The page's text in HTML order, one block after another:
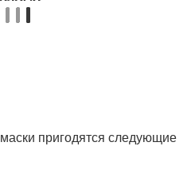
пригодятся следующие